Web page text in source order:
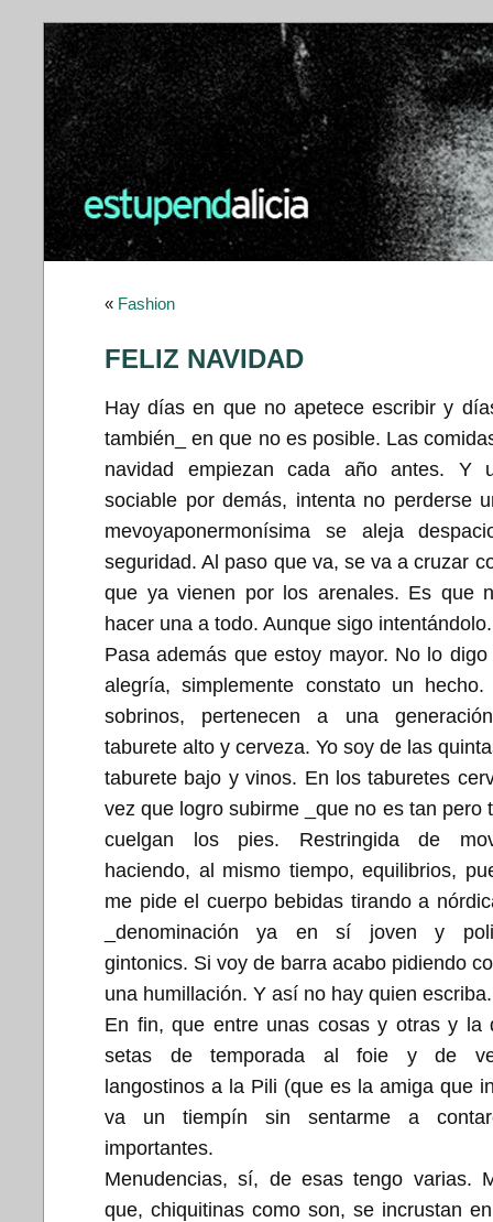
« Fashion
FELIZ NAVIDAD
Hay días en que no apetece escribir y
también_ en que no es posible. Las
navidad empiezan cada año antes. Y
sociable por demás, intenta no perderse
mevoyaponermonísima se aleja
seguridad. Al paso que va, se va a cruzar
que ya vienen por los arenales. Es que
hacer una a todo. Aunque sigo intentándolo.
Pasa además que estoy mayor. No lo
alegría, simplemente constato un
sobrinos, pertenecen a una
taburete alto y cerveza. Yo soy de las
taburete bajo y vinos. En los taburetes
vez que logro subirme _que no es tan pero
cuelgan los pies. Restringida de
haciendo, al mismo tiempo, equilibrios,
me pide el cuerpo bebidas tirando a
_denominación ya en sí joven y
gintonics. Si voy de barra acabo pidiendo
una humillación. Y así no hay quien escriba.
En fin, que entre unas cosas y otras y la
setas de temporada al foie y de
langostinos a la Pili (que es la amiga que
va un tiempín sin sentarme a
importantes.
Menudencias, sí, de esas tengo varias.
que, chiquitinas como son, se incrustan